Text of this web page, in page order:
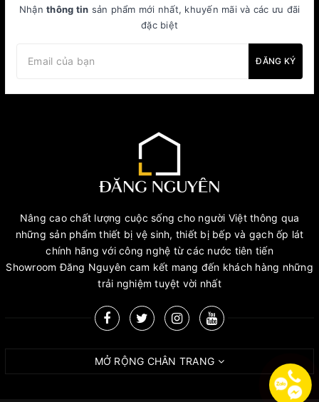
Nhận thông tin sản phẩm mới nhất, khuyến mãi và các ưu đãi
đặc biệt
ĐĂNG KÝ
Nâng cao chất lượng cuộc sống cho người Việt thông qua
những sản phẩm thiết bị vệ sinh, thiết bị bếp và gạch ốp lát
chính hãng với công nghệ từ các nước tiên tiến
Showroom Đăng Nguyên cam kết mang đến khách hàng những
trải nghiệm tuyệt vời nhất
MỞ RỘNG CHÂN TRANG